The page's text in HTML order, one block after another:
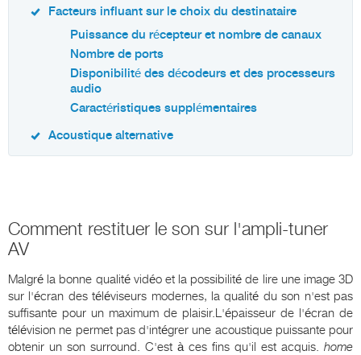
Facteurs influant sur le choix du destinataire
Puissance du récepteur et nombre de canaux
Nombre de ports
Disponibilité des décodeurs et des processeurs
audio
Caractéristiques supplémentaires
Acoustique alternative
Comment restituer le son sur l'ampli-tuner
AV
Malgré la bonne qualité vidéo et la possibilité de lire une image 3D
sur l'écran des téléviseurs modernes, la qualité du son n'est pas
suffisante pour un maximum de plaisir.L'épaisseur de l'écran de
télévision ne permet pas d'intégrer une acoustique puissante pour
obtenir un son surround. C'est à ces fins qu'il est acquis. home